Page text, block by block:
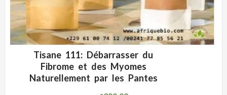
ADD WISHLIST
Tisane 111: Débarrasser du
Fibrome et des Myomes
Naturellement par les Pantes